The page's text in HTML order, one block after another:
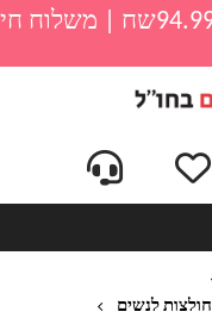
מינימום הזמנה 94.99שח |
חולצות לנשים